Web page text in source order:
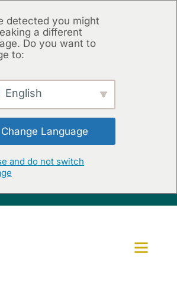
detected you might
a different
Do you want to
to:
English
Change Language
and do not switch